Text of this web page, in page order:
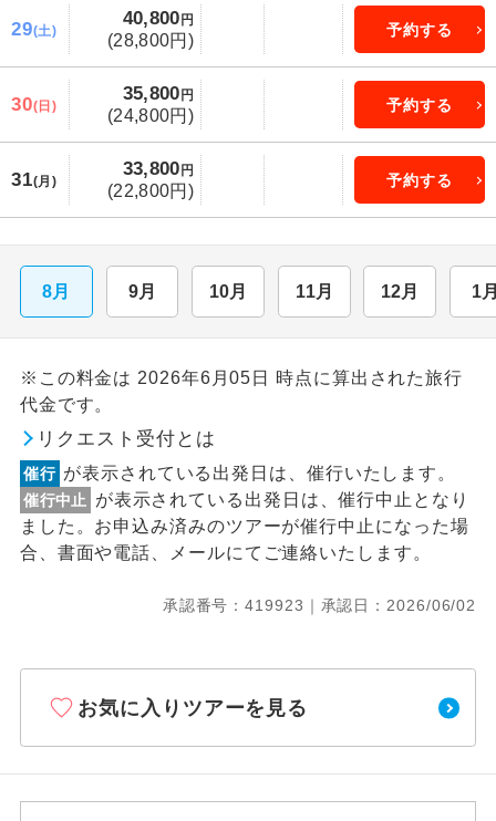
29(土)
40,800 円
(28,800円)
予約する
30(日)
35,800 円
(24,800円)
予約する
31(月)
33,800 円
(22,800円)
予約する
8月 9月 10月 11月 12月 1
※この料金は 2026年6月05日 時点に算出された旅行
代金です。
リクエスト受付とは
催行 が表示されている出発日は、催行いたします。
催行中止
が表示されている出発日は、催行中止となり
ました。お申込み済みのツアーが催行中止になった場
合、書面や電話、メールにてご連絡いたします。
承認番号：419923｜承認日：2026/06/02
お気に入りツアーを見る